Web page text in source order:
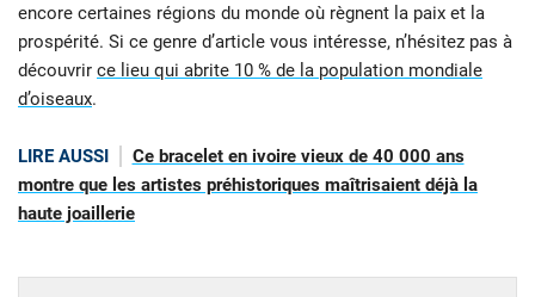
encore certaines régions du monde où règnent la paix et la
prospérité. Si ce genre d’article vous intéresse, n’hésitez pas à
découvrir ce lieu qui abrite 10 % de la population mondiale
d’oiseaux.
LIRE AUSSI
Ce bracelet en ivoire vieux de 40 000 ans
montre que les artistes préhistoriques maîtrisaient déjà la
haute joaillerie